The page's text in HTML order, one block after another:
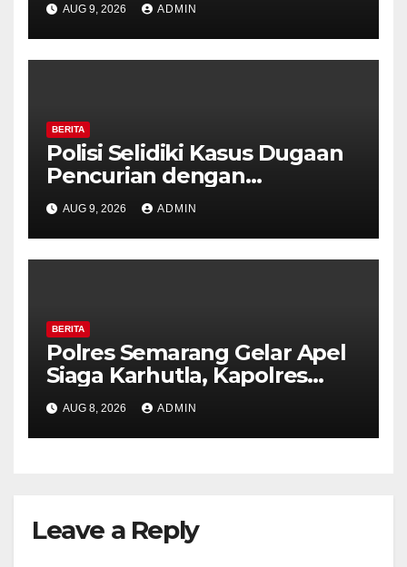
Royal Phone Ambarawa.
AUG 9, 2026 ADMIN
BERITA
Polisi Selidiki Kasus Dugaan
Pencurian dengan
Kekerasan di Counter HP
Royal Phone Ambarawa.
AUG 9, 2026 ADMIN
BERITA
Polres Semarang Gelar Apel
Siaga Karhutla, Kapolres
Tekankan Sinergi dan
Kesiapsiagaan Hadapi Musim
Kemarau.
AUG 8, 2026 ADMIN
Leave a Reply